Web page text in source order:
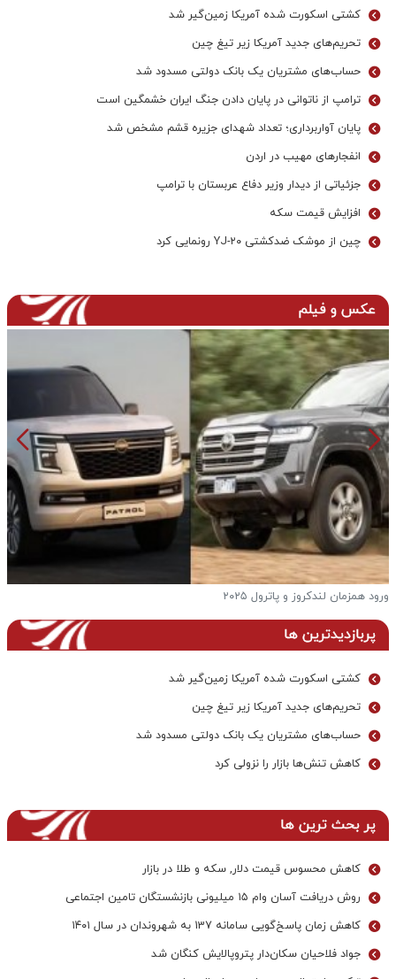
کشتی اسکورت شده آمریکا زمین‌گیر شد
تحریم‌های جدید آمریکا زیر تیغ چین
حساب‌های مشتریان یک بانک‌ دولتی مسدود شد
ترامپ از ناتوانی در پایان دادن جنگ ایران خشمگین است
پایان آواربرداری؛ تعداد شهدای جزیره قشم مشخص شد
انفجارهای مهیب در اردن
جزئیاتی از دیدار وزیر دفاع عربستان با ترامپ
افزایش قیمت سکه
چین از موشک ضدکشتی YJ-۲۰ رونمایی کرد
عکس و فیلم
فرار از گرمای تابستان به آغوش خنک و بکرترین دریاچه ها
پربازدیدترین ها
کشتی اسکورت شده آمریکا زمین‌گیر شد
تحریم‌های جدید آمریکا زیر تیغ چین
حساب‌های مشتریان یک بانک‌ دولتی مسدود شد
کاهش تنش‌ها بازار را نزولی کرد
پر بحث ترین ها
کاهش محسوس قیمت دلار, سکه و طلا در بازار
روش دریافت آسان وام ۱۵ میلیونی بازنشستگان تامین اجتماعی
کاهش زمان پاسخ‌گویی سامانه 137 به شهروندان در سال ۱۴۰۱
جواد فلاحیان سکان‌دار پتروپالایش کنگان شد